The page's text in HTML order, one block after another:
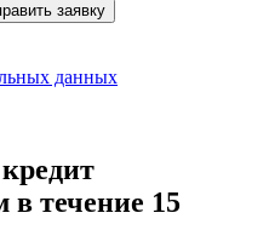
заявку
данных
течение 15